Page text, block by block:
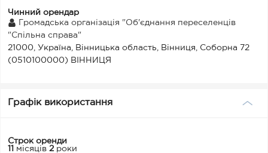
Чинний орендар
Громадська організація "Об'єднання переселенців
"Спільна справа"
21000, Україна, Вінницька область, Вінниця, Соборна 72
(0510100000) ВІННИЦЯ
Графік використання
Строк оренди
11 місяців 2 роки